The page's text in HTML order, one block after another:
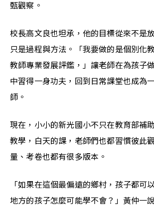
甄觀察。
校長高文良也坦承，他的目標從來不是
只是過程與方法。「我要做的是個別化
教師專業發展評鑑，」讓老師在為孩子
中習得一身功夫，回到日常課堂也成為
師。
現在，小小的新光國小不只在教育部補
教學，白天的課，老師們也都習慣彼此
量、考卷也都有很多版本。
「如果在這個最偏遠的鄉村，孩子都可
地方的孩子怎麼可能學不會？」黃仲一